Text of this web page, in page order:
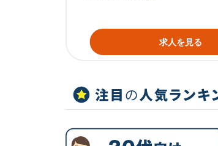
求人を見る